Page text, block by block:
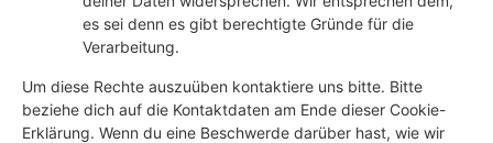
es sei denn es gibt berechtigte Gründe für die
Verarbeitung.
Um diese Rechte auszuüben kontaktiere uns bitte. Bitte
beziehe dich auf die Kontaktdaten am Ende dieser Cookie-
Erklärung. Wenn du eine Beschwerde darüber hast, wie wir